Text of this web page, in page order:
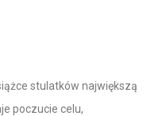
stulatków największą
poczucie celu,